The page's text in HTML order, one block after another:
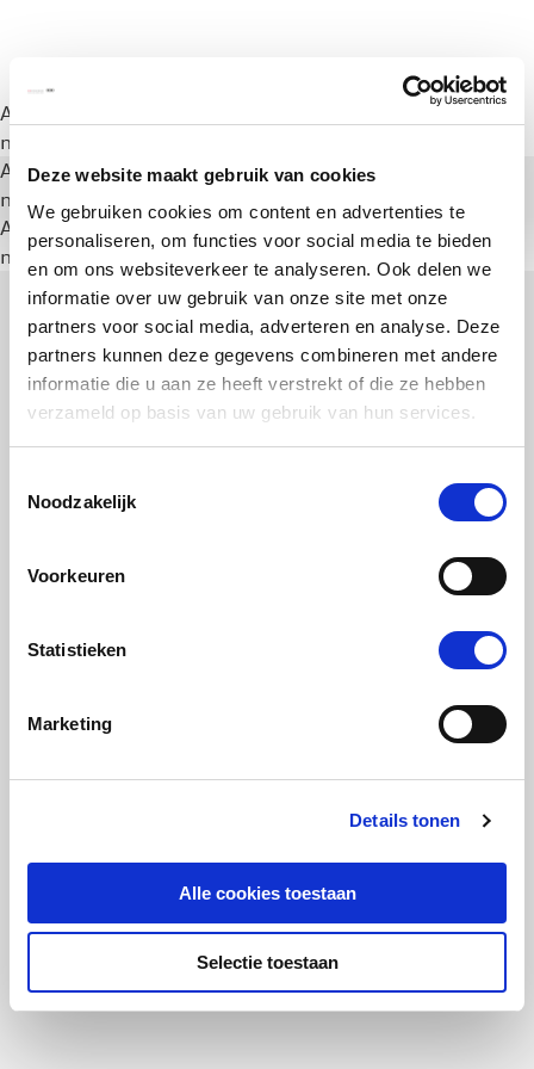
Deze website maakt gebruik van cookies
We gebruiken cookies om content en advertenties te
personaliseren, om functies voor social media te bieden
en om ons websiteverkeer te analyseren. Ook delen we
informatie over uw gebruik van onze site met onze
partners voor social media, adverteren en analyse. Deze
partners kunnen deze gegevens combineren met andere
informatie die u aan ze heeft verstrekt of die ze hebben
verzameld op basis van uw gebruik van hun services.
Noodzakelijk
Voorkeuren
Statistieken
Marketing
Details tonen
Alle cookies toestaan
Selectie toestaan
A rendering error occurred:
a.substring(...).replaceAll is
not a function
A rendering error occurred:a.substring(...).replaceAll is
not a function
A rendering error occurred:
a.substring(...).replaceAll is
not a function